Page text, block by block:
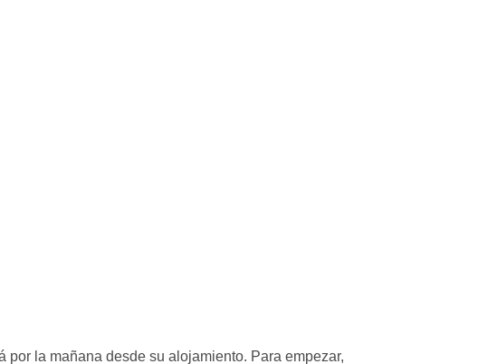
la mañana desde su alojamiento. Para empezar,